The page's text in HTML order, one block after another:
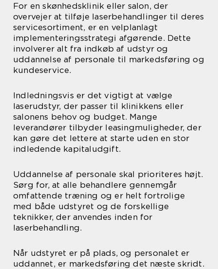
For en skønhedsklinik eller salon, der
overvejer at tilføje laserbehandlinger til deres
servicesortiment, er en velplanlagt
implementeringsstrategi afgørende. Dette
involverer alt fra indkøb af udstyr og
uddannelse af personale til markedsføring og
kundeservice.
Indledningsvis er det vigtigt at vælge
laserudstyr, der passer til klinikkens eller
salonens behov og budget. Mange
leverandører tilbyder leasingmuligheder, der
kan gøre det lettere at starte uden en stor
indledende kapitaludgift.
Uddannelse af personale skal prioriteres højt.
Sørg for, at alle behandlere gennemgår
omfattende træning og er helt fortrolige
med både udstyret og de forskellige
teknikker, der anvendes inden for
laserbehandling.
Når udstyret er på plads, og personalet er
uddannet, er markedsføring det næste skridt.